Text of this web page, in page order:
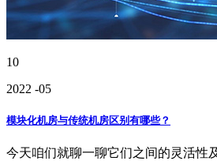
10
2022 -05
模块化机房与传统机房区别有哪些？
今天咱们就聊一聊它们之间的灵活性